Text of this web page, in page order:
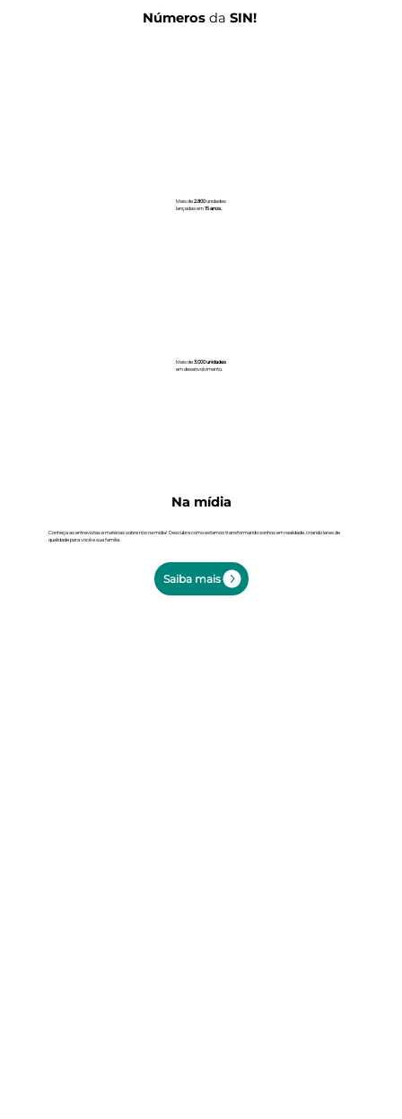
Números da SIN!
Mais de2.800unidades
lançadas em15 anos.
Mais de3.000 unidades
em desenvolvimento.
Na mídia
Conheça as entrevistas e matérias sobre nós na mídia! Descubra como estamos transformando sonhos em realidade, criando lares de
qualidade para você e sua família.
Saiba mais